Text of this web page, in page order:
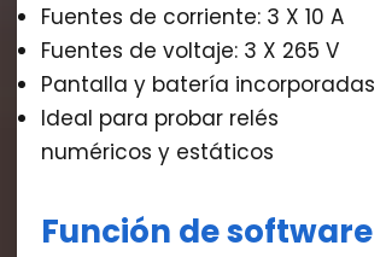
Fuentes de corriente: 3 X 10 A
Fuentes de voltaje: 3 X 265 V
Pantalla y batería incorporadas
Ideal para probar relés
numéricos y estáticos
Función de software